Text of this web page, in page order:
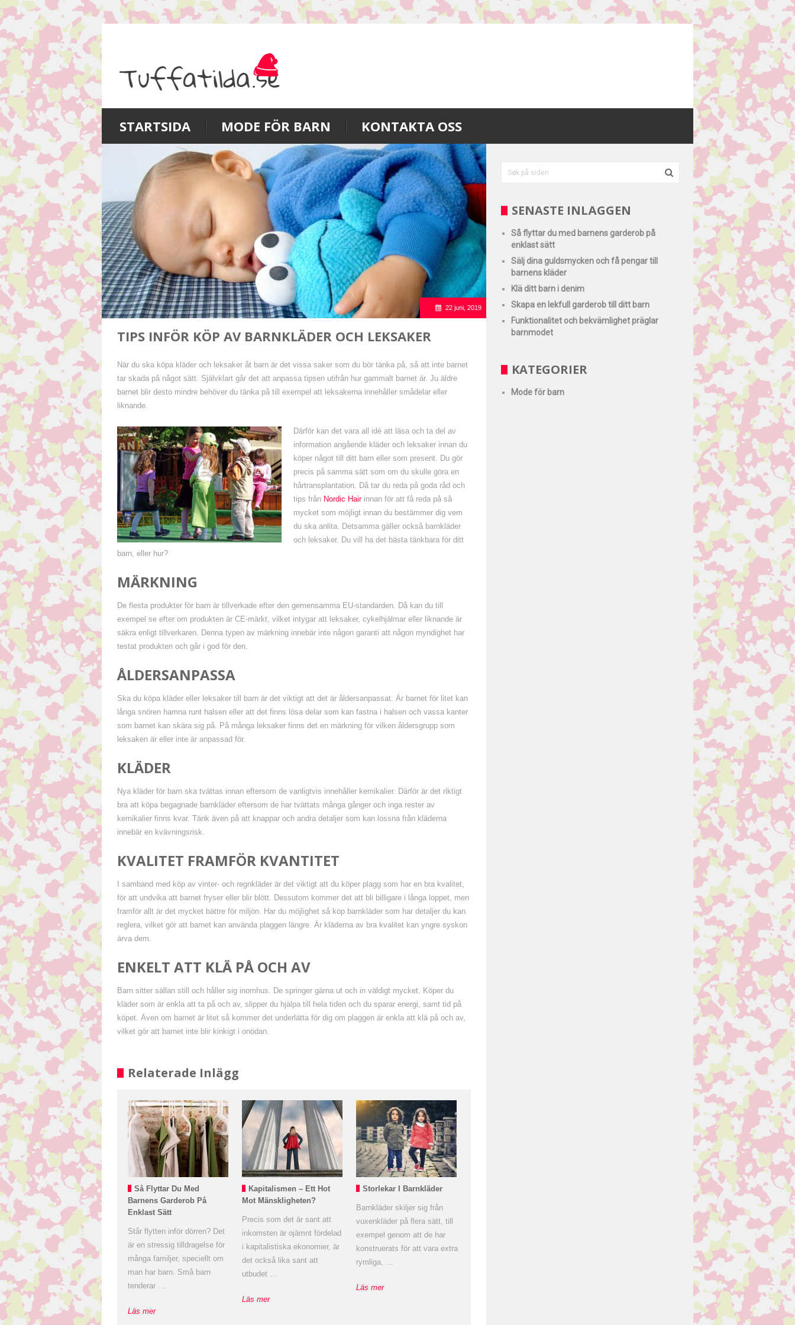
STARTSIDA MODE FÖR BARN KONTAKTA OSS
22 juni, 2019
TIPS INFÖR KÖP AV BARNKLÄDER OCH LEKSAKER
När du ska köpa kläder och leksaker åt barn är det vissa saker som du bör tänka på, så att inte barnet
tar skada på något sätt. Självklart går det att anpassa tipsen utifrån hur gammalt barnet är. Ju äldre
barnet blir desto mindre behöver du tänka på till exempel att leksakerna innehåller smådelar eller
liknande.
Därför kan det vara all idé att läsa och ta del av
information angående kläder och leksaker innan du
köper något till ditt barn eller som present. Du gör
precis på samma sätt som om du skulle göra en
hårtransplantation. Då tar du reda på goda råd och
tips från Nordic Hairinnan för att få reda på så
mycket som möjligt innan du bestämmer dig vem
du ska anlita. Detsamma gäller också barnkläder
och leksaker. Du vill ha det bästa tänkbara för ditt
barn, eller hur?
MÄRKNING
De flesta produkter för barn är tillverkade efter den gemensamma EU-standarden. Då kan du till
exempel se efter om produkten är CE-märkt, vilket intygar att leksaker, cykelhjälmar eller liknande är
säkra enligt tillverkaren. Denna typen av märkning innebär inte någon garanti att någon myndighet har
testat produkten och går i god för den.
ÅLDERSANPASSA
Ska du köpa kläder eller leksaker till barn är det viktigt att det är åldersanpassat. Är barnet för litet kan
långa snören hamna runt halsen eller att det finns lösa delar som kan fastna i halsen och vassa kanter
som barnet kan skära sig på. På många leksaker finns det en märkning för vilken åldersgrupp som
leksaken är eller inte är anpassad för.
KLÄDER
Nya kläder för barn ska tvättas innan eftersom de vanligtvis innehåller kemikalier. Därför är det riktigt
bra att köpa begagnade barnkläder eftersom de har tvättats många gånger och inga rester av
kemikalier finns kvar. Tänk även på att knappar och andra detaljer som kan lossna från kläderna
innebär en kvävningsrisk.
KVALITET FRAMFÖR KVANTITET
I samband med köp av vinter- och regnkläder är det viktigt att du köper plagg som har en bra kvalitet,
för att undvika att barnet fryser eller blir blött. Dessutom kommer det att bli billigare i långa loppet, men
framför allt är det mycket bättre för miljön. Har du möjlighet så köp barnkläder som har detaljer du kan
reglera, vilket gör att barnet kan använda plaggen längre. Är kläderna av bra kvalitet kan yngre syskon
ärva dem.
ENKELT ATT KLÄ PÅ OCH AV
Barn sitter sällan still och håller sig inomhus. De springer gärna ut och in väldigt mycket. Köper du
kläder som är enkla att ta på och av, slipper du hjälpa till hela tiden och du sparar energi, samt tid på
köpet. Även om barnet är litet så kommer det underlätta för dig om plaggen är enkla att klä på och av,
vilket gör att barnet inte blir kinkigt i onödan.
Relaterade Inlägg
Så Flyttar Du Med
Barnens Garderob På
Enklast Sätt
Står flytten inför dörren? Det
är en stressig tilldragelse för
många familjer, speciellt om
man har barn. Små barn
tenderar …
Kapitalismen – Ett Hot
Mot Mänskligheten?
Precis som det är sant att
inkomsten är ojämnt fördelad
i kapitalistiska ekonomier, är
det också lika sant att
utbudet …
Storlekar I Barnkläder
Barnkläder skiljer sig från
vuxenkläder på flera sätt, till
exempel genom att de har
konstruerats för att vara extra
rymliga, …
SENASTE INLÄGGEN
Så flyttar du med barnens garderob på
enklast sätt
Sälj dina guldsmycken och få pengar till
barnens kläder
Klä ditt barn i denim
Skapa en lekfull garderob till ditt barn
Funktionalitet och bekvämlighet präglar
barnmodet
KATEGORIER
Mode för barn